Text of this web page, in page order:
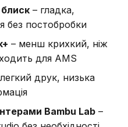
– гладка,
без постобробки
– менш крихкий, ніж
для AMS
друк, низька
Bambu Lab –